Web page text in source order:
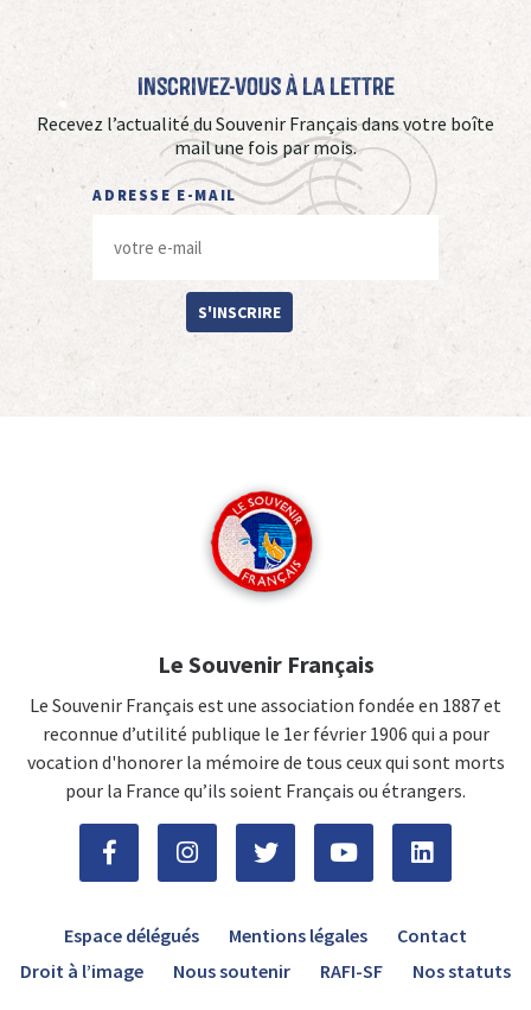
Inscrivez-vous à La Lettre
Recevez l’actualité du Souvenir Français dans votre boîte
mail une fois par mois.
ADRESSE E-MAIL
S'INSCRIRE
Le Souvenir Français
Le Souvenir Français est une association fondée en 1887 et
reconnue d’utilité publique le 1er février 1906 qui a pour
vocation d'honorer la mémoire de tous ceux qui sont morts
pour la France qu’ils soient Français ou étrangers.
Espace délégués Mentions légales
Contact
Droit à l’image
Nous soutenir RAFI-SF Nos statuts